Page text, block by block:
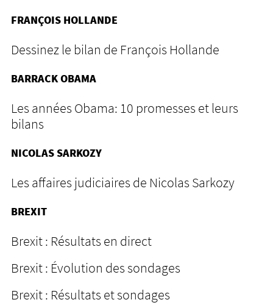
FRANÇOIS HOLLANDE
Dessinez le bilan de François Hollande
BARRACK OBAMA
Les années Obama: 10 promesses et leurs
bilans
NICOLAS SARKOZY
Les affaires judiciaires de Nicolas Sarkozy
BREXIT
Brexit : Résultats en direct
Brexit : Évolution des sondages
Brexit : Résultats et sondages